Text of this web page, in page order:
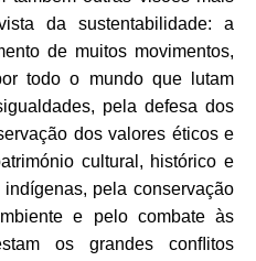
da sustentabilidade: a
de muitos movimentos,
todo o mundo que lutam
pela defesa dos
dos valores éticos e
cultural, histórico e
pela conservação
e pelo combate às
os grandes conﬂitos